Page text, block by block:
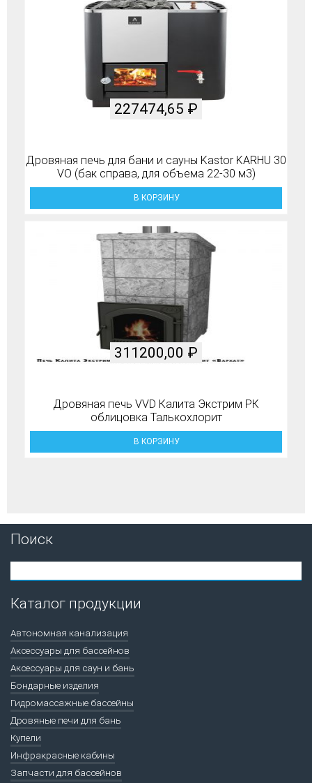
Дровяная печь для бани и сауны Kastor KARHU 30
VO (бак справа, для объема 22-30 м3)
227474,65 ₽
В КОРЗИНУ
Дровяная печь VVD Калита Экстрим РК
облицовка Талькохлорит
311200,00 ₽
В КОРЗИНУ
Поиск
Каталог продукции
Автономная канализация
Аксессуары для бассейнов
Аксессуары для саун и бань
Бондарные изделия
Гидромассажные бассейны
Дровяные печи для бань
Купели
Инфракрасные кабины
Запчасти для бассейнов